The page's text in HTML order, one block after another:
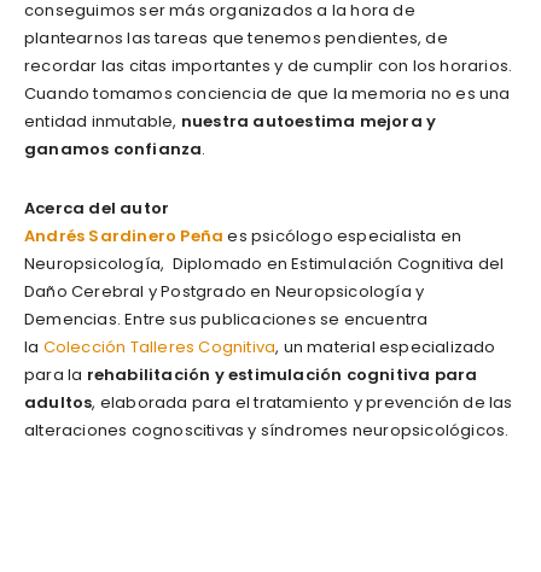
conseguimos ser más organizados a la hora de
plantearnos las tareas que tenemos pendientes, de
recordar las citas importantes y de cumplir con los horarios.
Cuando tomamos conciencia de que la memoria no es una
entidad inmutable, nuestra autoestima mejora y
ganamos confianza.
Acerca del autor
Andrés Sardinero Peña es psicólogo especialista en
Neuropsicología, Diplomado en Estimulación Cognitiva del
Daño Cerebral y Postgrado en Neuropsicología y
Demencias. Entre sus publicaciones se encuentra
la Colección Talleres Cognitiva, un material especializado
para la rehabilitación y estimulación cognitiva para
adultos, elaborada para el tratamiento y prevención de las
alteraciones cognoscitivas y síndromes neuropsicológicos.